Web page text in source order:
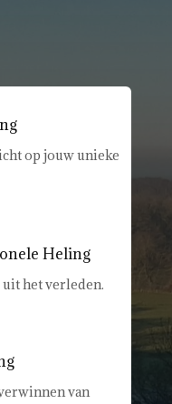
op jouw unieke
Heling
het verleden.
van